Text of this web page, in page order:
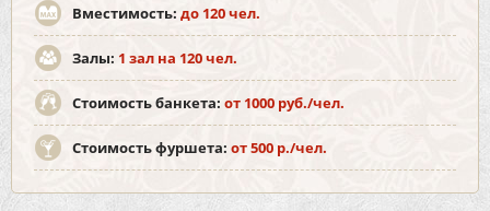
Вместимость: до 120 чел.
Залы: 1 зал на 120 чел.
Стоимость банкета: от 1000 руб./чел.
Стоимость фуршета: от 500 р./чел.